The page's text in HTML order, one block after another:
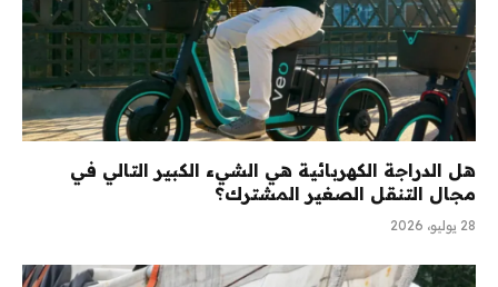
هل الدراجة الكهربائية هي الشيء الكبير التالي في
مجال التنقل الصغير المشترك؟
28 يوليو، 2026